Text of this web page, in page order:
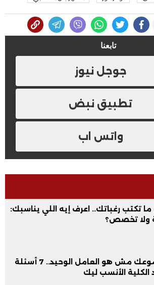
تابعنا
جوجل نيوز
تطبيق نبض
واتس اب
تكتب رغباتك.. اعرف إيه اللي يناسبك:
ولا تخصص؟
مجموعك مش هو العامل الوحيد.. 7 أسئلة
الكلية الأنسب ليك